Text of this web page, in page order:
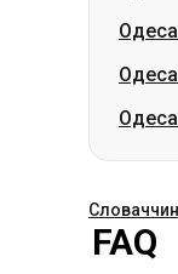
Одеса
Одеса
Одеса
FAQ